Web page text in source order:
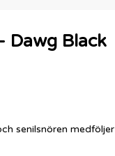
Dawg Black
senilsnören medföljer